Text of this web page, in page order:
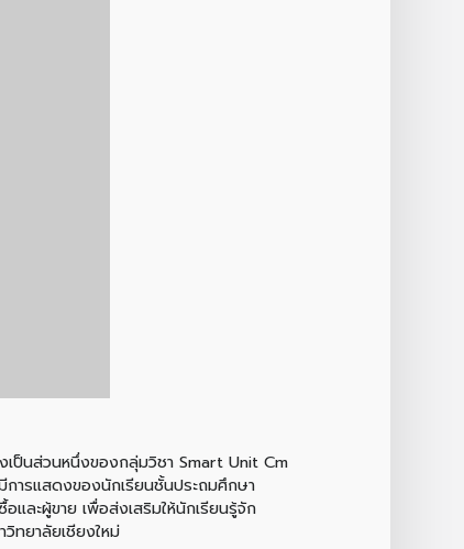
เป็นส่วนหนึ่งของกลุ่มวิชา Smart Unit Cm
ารแสดงของนักเรียนชั้นประถมศึกษา
ละผู้ขาย เพื่อส่งเสริมให้นักเรียนรู้จัก
ทยาลัยเชียงใหม่